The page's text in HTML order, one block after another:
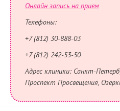
Онлайн запись на прием
Телефоны:
+7 (812) 30-888-03
+7 (812) 242-53-50
Адрес клиники: Санкт-
Проспект Просвещения,